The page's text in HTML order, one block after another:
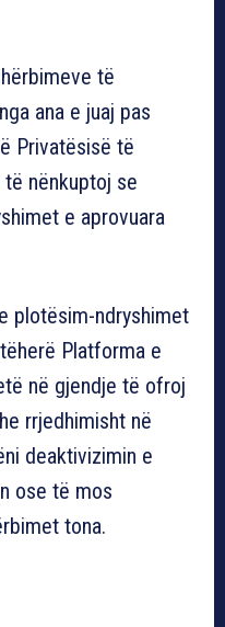
të
ana e juaj pas
Privatësisë të
nënkuptoj se
e aprovuara
plotësim-ndryshimet
Platforma e
në gjendje të ofroj
rrjedhimisht në
deaktivizimin e
ose të mos
tona.